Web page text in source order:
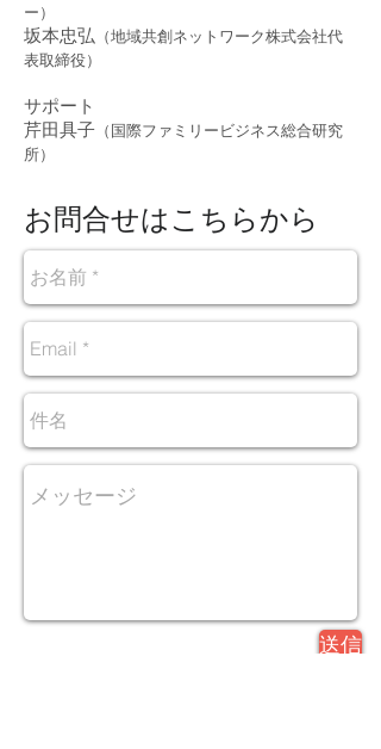
ー）
坂本忠弘 （地域共創ネットワーク株式会社代
表取締役）
サポート
芹田具子 （国際ファミリービジネス総合研究
所）
お問合せはこちらから
送信